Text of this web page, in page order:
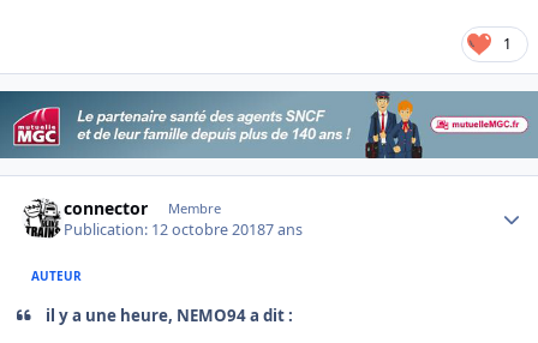
1
connector Membre
Publication: 12 octobre 20187 ans
AUTEUR
il y a une heure, NEMO94 a dit :